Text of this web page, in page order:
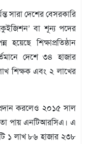
সারা দেশের বেসরকারি
বা শূন্য পদের
শিক্ষাপ্রতিষ্ঠান
দেশে ৩৪ হাজার
লাখ শিক্ষক এবং ২ লাখের
করলেও ২০১৫ সাল
পায় এনটিআরসিএ। এ
১ লাখ ৮৬ হাজার ২৩৮